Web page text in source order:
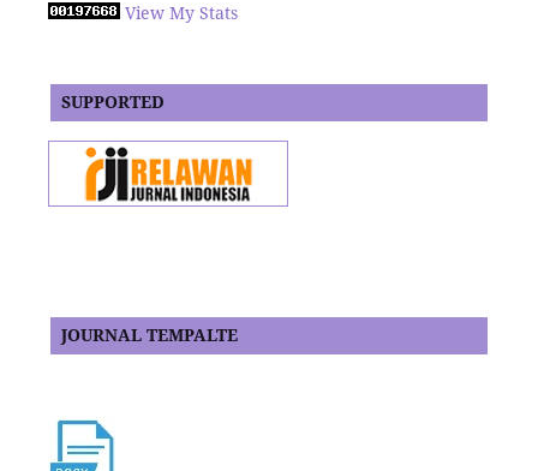
View My Stats
SUPPORTED
JOURNAL TEMPALTE